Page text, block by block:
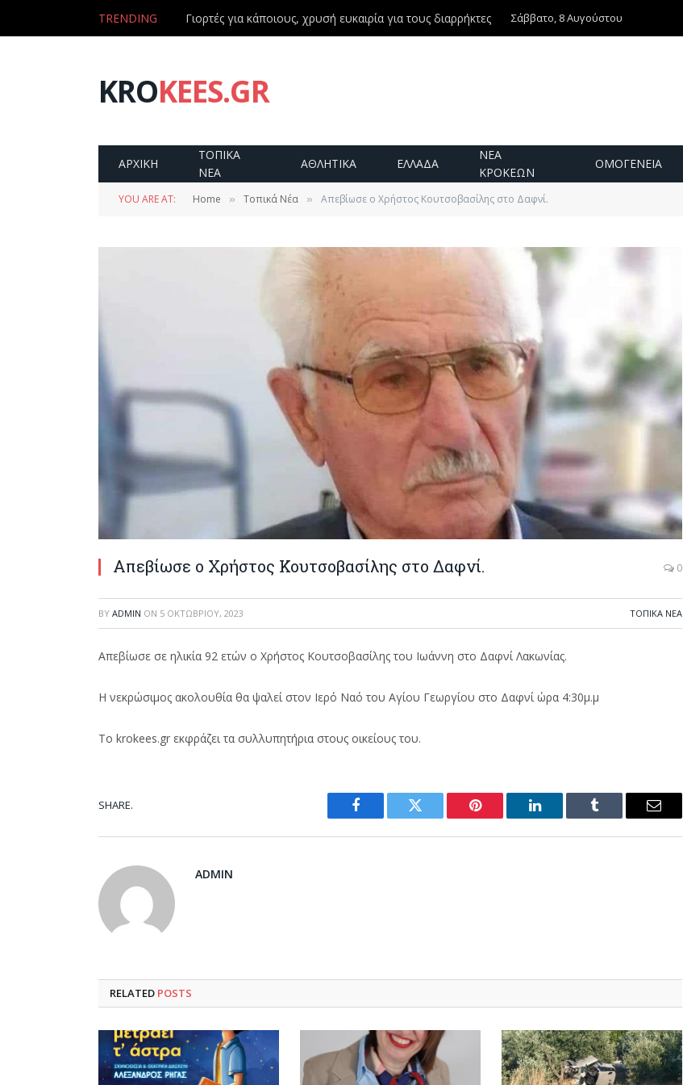
TRENDING Γιορτές για κάποιους, χρυσή ευκαιρία για τους διαρρήκτες Σάββατο, 8 Αυγούστου
KROKEES.GR
ΑΡΧΙΚΗ
ΤΟΠΙΚΑ
ΝΕΑ
ΑΘΛΗΤΙΚΑ ΕΛΛΑΔΑ
ΝΕΑ
ΚΡΟΚΕΩΝ
ΟΜΟΓΕΝΕΙΑ
YOU ARE AT: Home » Τοπικά Νέα » Απεβίωσε ο Χρήστος Κουτσοβασίλης στο Δαφνί.
Απεβίωσε ο Χρήστος Κουτσοβασίλης στο Δαφνί. 0
BY ADMIN ON 5 ΟΚΤΩΒΡΊΟΥ, 2023 ΤΟΠΙΚΆ ΝΈΑ
Απεβίωσε σε ηλικία 92 ετών ο Χρήστος Κουτσοβασίλης του Ιωάννη στο Δαφνί Λακωνίας.
Η νεκρώσιμος ακολουθία θα ψαλεί στον Ιερό Ναό του Αγίου Γεωργίου στο Δαφνί ώρα 4:30μ.μ
Το krokees.gr εκφράζει τα συλλυπητήρια στους οικείους του.
SHARE.
Facebook Twitter Pinterest LinkedIn Tumblr Email
ADMIN
RELATED POSTS